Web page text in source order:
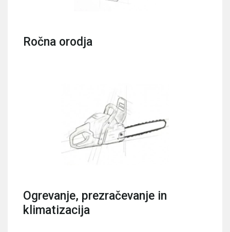
Ročna orodja
Ogrevanje, prezračevanje in
klimatizacija